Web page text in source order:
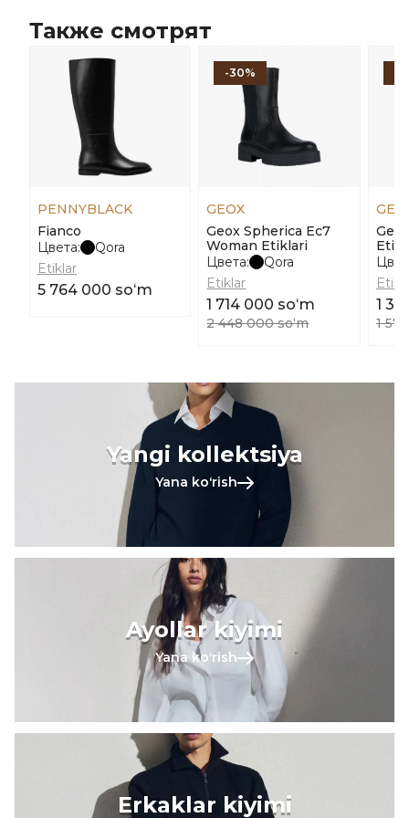
Также смотрят
PENNYBLACK
Fianco
Цвета:
Qora
Etiklar
5 764 000 soʻm
-30%
GEOX
Geox Spherica Ec7
Woman Etiklari
Цвета:
Qora
Etiklar
1 714 000 soʻm
2 448 000 soʻm
1
1
Yangi kollektsiya
Yana koʻrish
Ayollar kiyimi
Yana koʻrish
Erkaklar kiyimi